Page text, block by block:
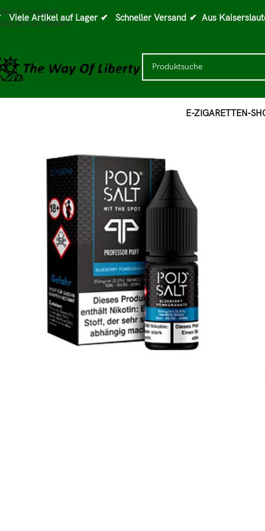
Skip to navigation
Skip to main content
Viele Artikel auf Lager ✔ Schneller Versand ✔ Aus
E-ZIGARETTEN-